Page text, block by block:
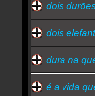
dois durões
dois
dura na
é a vida